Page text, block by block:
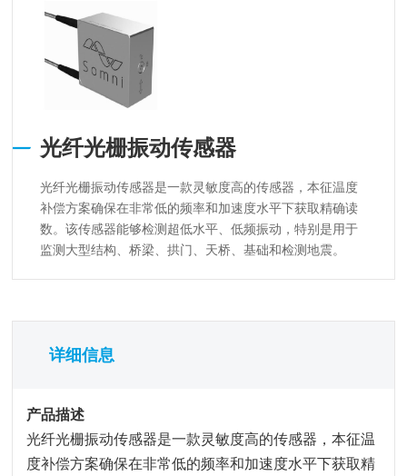
光纤光栅振动传感器
光纤光栅振动传感器是一款灵敏度高的传感器，本征温度
补偿方案确保在非常低的频率和加速度水平下获取精确读
数。该传感器能够检测超低水平、低频振动，特别是用于
监测大型结构、桥梁、拱门、天桥、基础和检测地震。
详细信息
产品描述
光纤光栅振动传感器是一款灵敏度高的传感器，本征温
度补偿方案确保在非常低的频率和加速度水平下获取精